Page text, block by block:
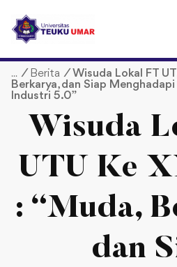
p
/ Berita / Wisuda Lokal FT
Berkarya, dan Siap
Industri 5.0”
Wisuda
UTU Ke
: “Muda,
dan